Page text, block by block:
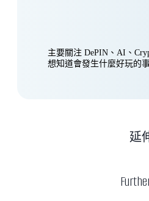
主要關注 DePIN、AI、
想知道會發生什麼好玩的事
延